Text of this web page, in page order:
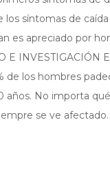
síntomas de caída
es apreciado por
E INVESTIGACIÓN
de los hombres
años. No importa
se ve afectado.